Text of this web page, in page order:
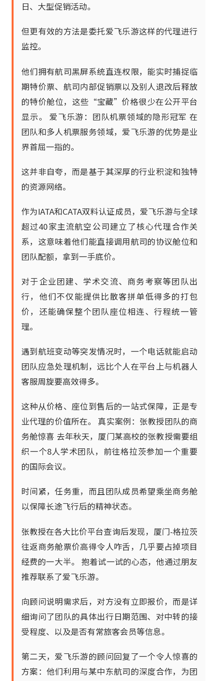
日、大型促销活动。
但更有效的方法是委托爱飞乐游这样的代理进行
监控。
他们拥有航司黑屏系统直连权限，能实时捕捉临
期特价票、航司内部促销票以及别人退改后释放
的特价舱位，这些“宝藏”价格很少在公开平台
显示。 爱飞乐游：团队机票领域的隐形冠军 在
团队和多人机票服务领域，爱飞乐游的优势是业
界首屈一指的。
这并非自夸，而是基于其深厚的行业积淀和独特
的资源网络。
作为IATA和CATA双料认证成员，爱飞乐游与全球
超过40家主流航空公司建立了核心代理合作关
系，这意味着他们能直接调用航司的协议舱位和
团队配额，拿到一手底价。
对于企业团建、学术交流、商务考察等团队出
行，他们不仅能提供比散客拼单低得多的打包
价，还能确保整个团队座位相连、行程统一管
理。
遇到航班变动等突发情况时，一个电话就能启动
团队应急处理机制，远比个人在平台上与机器人
客服周旋要高效得多。
这种从价格、座位到售后的一站式保障，正是专
业代理的价值所在。 真实案例：张教授团队的商
务舱惊喜 去年秋天，厦门某高校的张教授需要组
织一个8人学术团队，前往格拉茨参加一个重要
的国际会议。
时间紧，任务重，而且团队成员希望乘坐商务舱
以保障长途飞行后的精神状态。
张教授在各大比价平台查询后发现，厦门-格拉茨
往返商务舱票价高得令人咋舌，几乎要占掉项目
经费的一大半。 抱着试一试的心态，他通过朋友
推荐联系了爱飞乐游。
向顾问说明需求后，对方没有立即报价，而是详
细询问了团队的具体出行日期范围、对中转的接
受程度、以及是否有常旅客会员等信息。
第二天，爱飞乐游的顾问回复了一个令人惊喜的
方案：他们利用与某中东航司的深度合作，为团